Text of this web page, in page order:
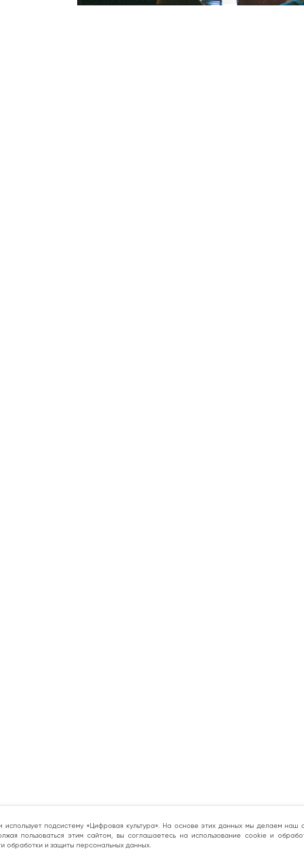
использует подсистему «Цифровая культура». На основе этих данных мы делаем наш
пользоваться этим сайтом, вы соглашаетесь на использование cookie и
обработки и защиты персональных данных.